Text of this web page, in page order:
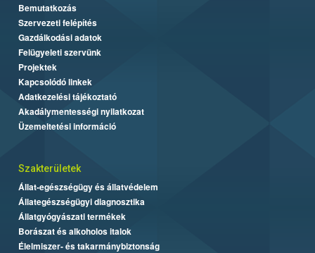
Bemutatkozás
Szervezeti felépítés
Gazdálkodási adatok
Felügyeleti szervünk
Projektek
Kapcsolódó linkek
Adatkezelési tájékoztató
Akadálymentességi nyilatkozat
Üzemeltetési információ
Szakterületek
Állat-egészségügy és állatvédelem
Állategészségügyi diagnosztika
Állatgyógyászati termékek
Borászat és alkoholos italok
Élelmiszer- és takarmánybiztonság